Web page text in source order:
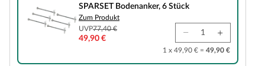
SPARSET Bodenanker, 6 Stück
Zum Produkt
UVP77,40 €
49,90 €
1 x 49,90 € = 49,90 €